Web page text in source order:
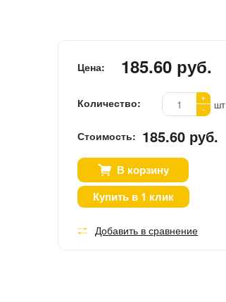
Цена: 185.60 руб.
Количество:
+
-
шт
Стоимость: 185.60 руб.
В корзину
Купить в 1 клик
Добавить в сравнение